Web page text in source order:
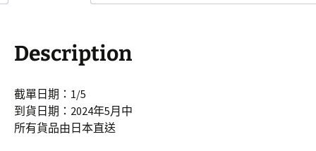
Description
截單日期：1/5
到貨日期：2024年5月中
所有貨品由日本直送